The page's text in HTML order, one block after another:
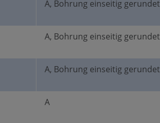
A, Bohrung einseitig gerundet
A, Bohrung einseitig gerundet
A, Bohrung einseitig gerundet
A